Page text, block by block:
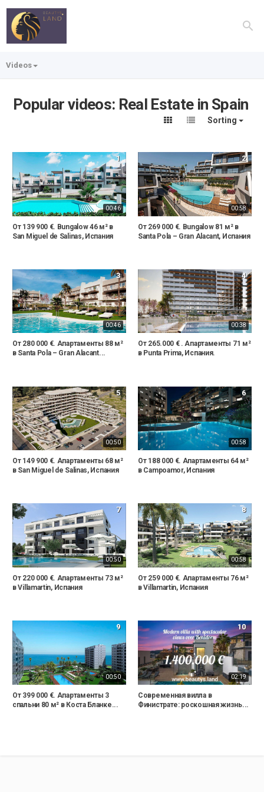
Videos
Popular videos: Real Estate in Spain
Sorting
00:46
1
От 139 900 €. Bungalow 46 м² в
San Miguel de Salinas, Испания
00:58
2
От 269 000 €. Bungalow 81 м² в
Santa Pola – Gran Alacant, Испания
00:46
3
От 280 000 €. Апартаменты 88 м²
в Santa Pola – Gran Alacant...
00:38
4
От 265.000 € . Апартаменты 71 м²
в Punta Prima, Испания.
00:50
5
От 149 900 €. Апартаменты 68 м²
в San Miguel de Salinas, Испания
00:58
6
От 188 000 €. Апартаменты 64 м²
в Campoamor, Испания
00:50
7
От 220 000 €. Апартаменты 73 м²
в Villamartin, Испания
00:58
8
От 259 000 €. Апартаменты 76 м²
в Villamartin, Испания
00:50
9
От 399 000 €. Апартаменты 3
спальни 80 м² в Коста Бланке...
02:19
10
Современная вилла в
Финистрате: роскошная жизнь...